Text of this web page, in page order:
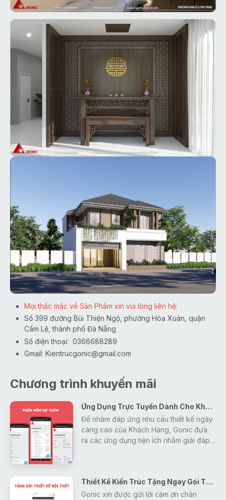
Mọi thắc mắc về Sản Phẩm xin vui lòng liên hệ:
Số 399 đường Bùi Thiện Ngộ, phường Hòa Xuân, quận
Cẩm Lệ, thành phố Đà Nẵng
Số điện thoại: 0366688289
Gmail: Kientrucgonic@gmail.com
Chương trình khuyến mãi
Ứng Dụng Trực Tuyến Dành Cho Khách Hàng
Để nhằm đáp ứng nhu cầu thiết kế ngày
càng cao của Khách Hàng, Gonic đưa
ra các ứng dụng tiện ích nhằm giải đáp
khách hàng.
Thiết Kế Kiến Trúc Tặng Ngay Gói Thiết Kế Nội Thất
Gonic xin được gửi lời cảm ơn chân